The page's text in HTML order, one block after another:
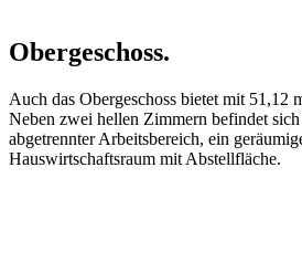
Obergeschoss.
Auch das Obergeschoss bietet mit 51,12
Neben zwei hellen Zimmern befindet sich
abgetrennter Arbeitsbereich, ein
Hauswirtschaftsraum mit Abstellfläche.